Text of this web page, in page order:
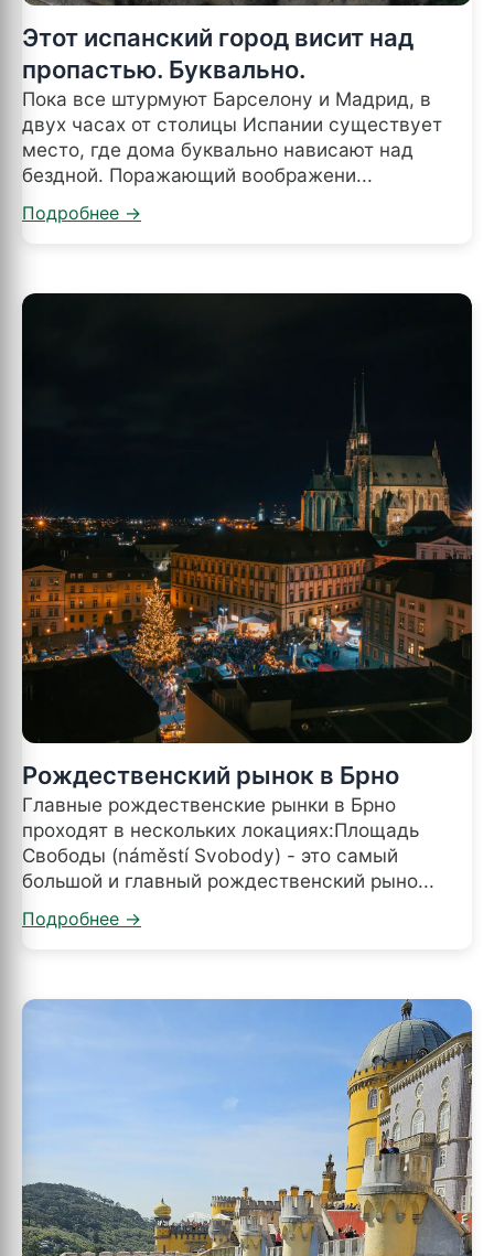
Этот испанский город висит над
пропастью. Буквально.
Пока все штурмуют Барселону и Мадрид, в
двух часах от столицы Испании существует
место, где дома буквально нависают над
бездной. Поражающий воображени...
Рождественский рынок в Брно
Главные рождественские рынки в Брно
проходят в нескольких локациях:Площадь
Свободы (náměstí Svobody) - это самый
большой и главный рождественский рыно...